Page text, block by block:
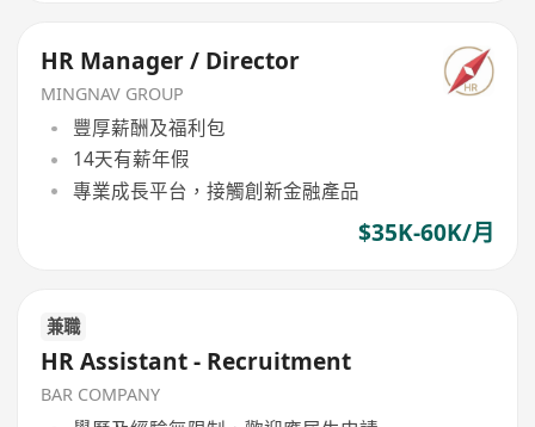
HR Manager / Director
MINGNAV GROUP
豐厚薪酬及福利包
14天有薪年假
專業成長平台，接觸創新金融產品
$35K-60K/月
兼職
HR Assistant - Recruitment
BAR COMPANY